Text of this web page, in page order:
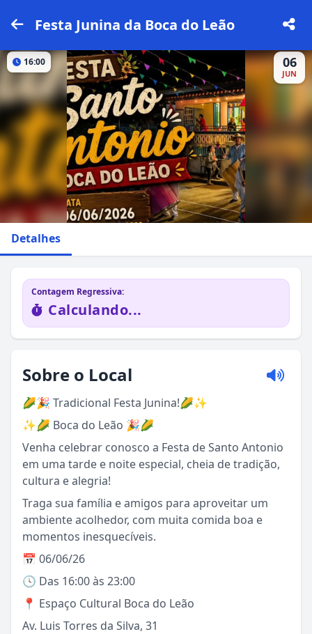
Festa Junina da Boca do Leão
16:00 06
JUN
Detalhes
Contagem Regressiva:
Calculando...
Sobre o Local
🌽🎉 Tradicional Festa Junina!🌽✨️
✨️🌽 Boca do Leão 🎉🌽
Venha celebrar conosco a Festa de Santo Antonio
em uma tarde e noite especial, cheia de tradição,
cultura e alegria!
Traga sua família e amigos para aproveitar um
ambiente acolhedor, com muita comida boa e
momentos inesquecíveis.
📅 06/06/26
🕓 Das 16:00 às 23:00
📍 Espaço Cultural Boca do Leão
Av. Luis Torres da Silva, 31
Sou Turista em Águas da Prata
Sou Morador